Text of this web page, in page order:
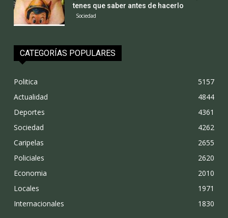
tenes que saber antes de hacerlo
Sociedad
CATEGORÍAS POPULARES
Politica
5157
Actualidad
4844
Deportes
4361
Sociedad
4262
Caripelas
2655
Policiales
2620
Economia
2010
Locales
1971
Internacionales
1830